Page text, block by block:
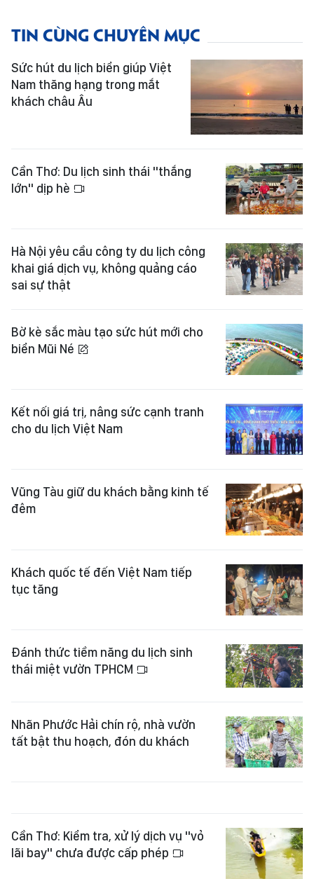
TIN CÙNG CHUYÊN MỤC
Sức hút du lịch biển giúp Việt
Nam thăng hạng trong mắt
khách châu Âu
Cần Thơ: Du lịch sinh thái "thắng
lớn" dịp hè
Hà Nội yêu cầu công ty du lịch công
khai giá dịch vụ, không quảng cáo
sai sự thật
Bờ kè sắc màu tạo sức hút mới cho
biển Mũi Né
Kết nối giá trị, nâng sức cạnh tranh
cho du lịch Việt Nam
Vũng Tàu giữ du khách bằng kinh tế
đêm
Khách quốc tế đến Việt Nam tiếp
tục tăng
Đánh thức tiềm năng du lịch sinh
thái miệt vườn TPHCM
Nhãn Phước Hải chín rộ, nhà vườn
tất bật thu hoạch, đón du khách
Cần Thơ: Kiểm tra, xử lý dịch vụ "vỏ
lãi bay" chưa được cấp phép